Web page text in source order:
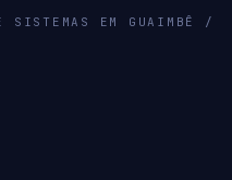
SISTEMAS EM GUAIMBÊ /